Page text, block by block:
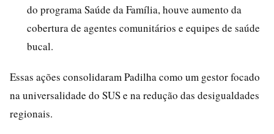
do programa Saúde da Família, houve aumento da
cobertura de agentes comunitários e equipes de saúde
bucal.
Essas ações consolidaram Padilha como um gestor focado
na universalidade do SUS e na redução das desigualdades
regionais.